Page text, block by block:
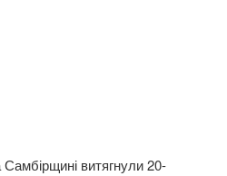
витягнули 20-